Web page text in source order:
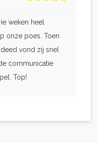
weken heel
onze poes. Toen
vond zij snel
communicatie
Top!